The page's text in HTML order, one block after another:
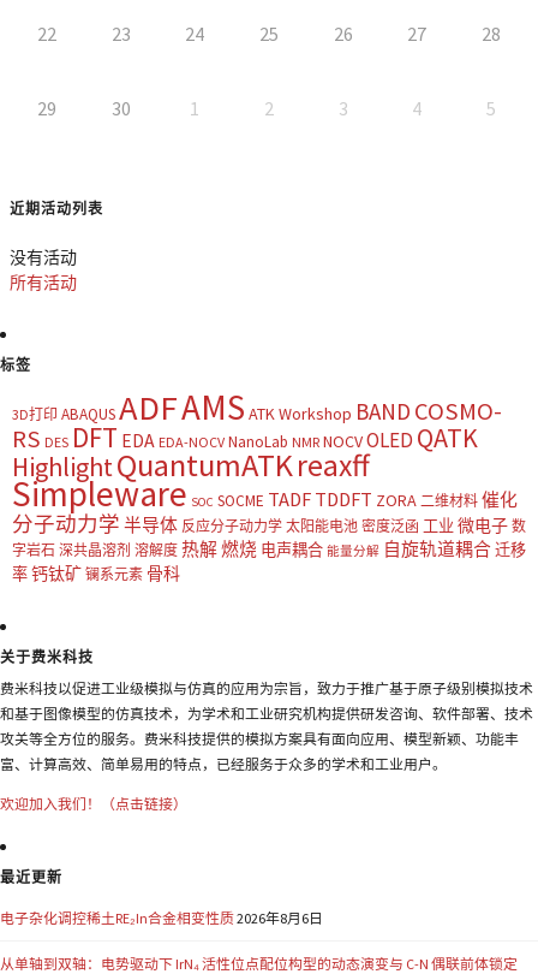
22 23 24 25 26 27 28
29 30 1 2 3 4 5
近期活动列表
没有活动
所有活动
标签
3D打印 ABAQUSADFAMS ATK Workshop BAND COSMO-
RS DES DFT EDA EDA-NOCV NanoLab NMR NOCVOLED QATK
HighlightQuantumATKreaxff
Simpleware SOC SOCME TADF TDDFT ZORA 二维材料 催化
分子动力学 半导体 反应分子动力学 太阳能电池 密度泛函 工业 微电子 数
字岩石 深共晶溶剂 溶解度 热解燃烧 电声耦合 能量分解 自旋轨道耦合迁移
率钙钛矿 镧系元素 骨科
关于费米科技
费米科技以促进工业级模拟与仿真的应用为宗旨，致力于推广基于原子级别模拟技术
和基于图像模型的仿真技术，为学术和工业研究机构提供研发咨询、软件部署、技术
攻关等全方位的服务。费米科技提供的模拟方案具有面向应用、模型新颖、功能丰
富、计算高效、简单易用的特点，已经服务于众多的学术和工业用户。
欢迎加入我们！（点击链接）
最近更新
电子杂化调控稀土RE₂In合金相变性质2026年8月6日
从单轴到双轴：电势驱动下 IrN₄ 活性位点配位构型的动态演变与 C-N 偶联前体锁定